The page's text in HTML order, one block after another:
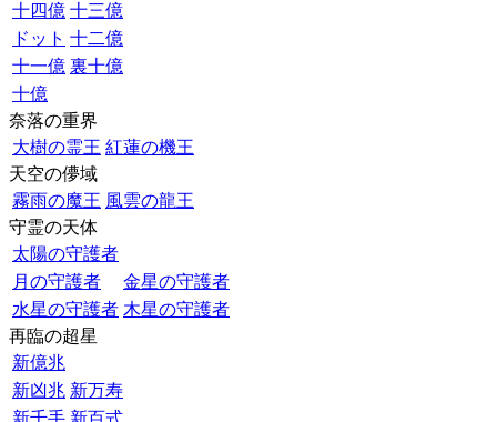
十四億 十三億
ドット 十二億
十一億 裏十億
十億
奈落の重界
大樹の霊王 紅蓮の機王
天空の儚域
霧雨の魔王 風雲の龍王
守霊の天体
太陽の守護者
月の守護者
金星の守護者
水星の守護者 木星の守護者
再臨の超星
新億兆
新凶兆 新万寿
新千手 新百式